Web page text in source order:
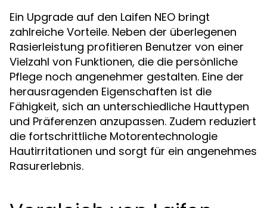
Ein Upgrade auf den Laifen NEO bringt
zahlreiche Vorteile. Neben der überlegenen
Rasierleistung profitieren Benutzer von einer
Vielzahl von Funktionen, die die persönliche
Pflege noch angenehmer gestalten. Eine der
herausragenden Eigenschaften ist die
Fähigkeit, sich an unterschiedliche Hauttypen
und Präferenzen anzupassen. Zudem reduziert
die fortschrittliche Motorentechnologie
Hautirritationen und sorgt für ein angenehmes
Rasurerlebnis.